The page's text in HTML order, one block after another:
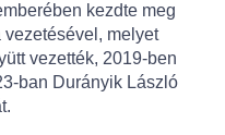
kezdte meg
vezetésével, melyet
vezették, 2019-ben
ban Durányik László